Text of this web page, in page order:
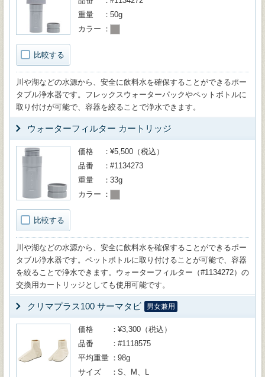
比較する
重量
50g
カラー
川や湖などの水源から、安全に飲料水を確保することができるポー
タブル浄水器です。フレックスウォーターパックやペットボトルに
取り付けが可能で、容器を絞ることで浄水できます。
ウォーターフィルター カートリッジ
比較する
価格
¥5,500（税込）
品番
#1134273
重量
33g
カラー
川や湖などの水源から、安全に飲料水を確保することができるポー
タブル浄水器です。ペットボトルに取り付けることが可能で、容器
を絞ることで浄水できます。ウォーターフィルター（#1134272）の
交換用カートリッジとしても使用可能です。
クリマプラス100 サーマタビ 男女兼用
価格
¥3,300（税込）
品番
#1118575
平均重量
98g
サイズ
S、M、L